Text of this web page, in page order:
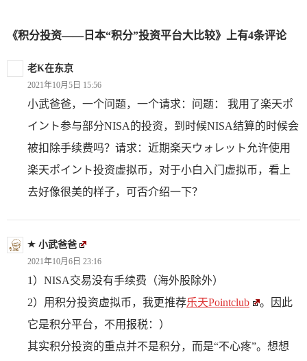
《积分投资——日本“积分”投资平台大比较》上有4条评论
老K在东京
2021年10月5日 15:56
小武爸爸，一个问题，一个请求：问题： 我用了楽天ポ
イント参与部分NISA的投资，到时候NISA结算的时候会
被扣除手续费吗？请求：近期楽天ウォレット允许使用
楽天ポイント投资虚拟币，对于小白入门虚拟币，看上
去好像很美的样子，可否介绍一下？
小武爸爸
2021年10月6日 23:16
1）NISA交易没有手续费（海外股除外）
2）用积分投资虚拟币，我更推荐乐天Pointclub
。因此
它是积分平台，不用报税：）
其实积分投资的重点并不是积分，而是“不心疼”。想想